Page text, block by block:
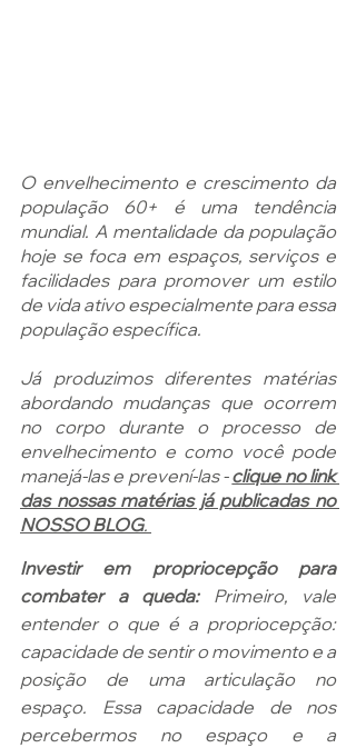
O envelhecimento e crescimento da
população 60+ é uma tendência
mundial. A mentalidade da população
hoje se foca em espaços, serviços e
facilidades para promover um estilo
de vida ativo especialmente para essa
população específica.
Já produzimos diferentes matérias
abordando mudanças que ocorrem
no corpo durante o processo de
envelhecimento e como você pode
manejá-las e prevení-las - clique no link
das nossas matérias já publicadas no
NOSSO BLOG.
Investir em propriocepção para
combater a queda: Primeiro, vale
entender o que é a propriocepção:
capacidade de sentir o movimento e a
posição de uma articulação no
espaço. Essa capacidade de nos
percebermos no espaço e a